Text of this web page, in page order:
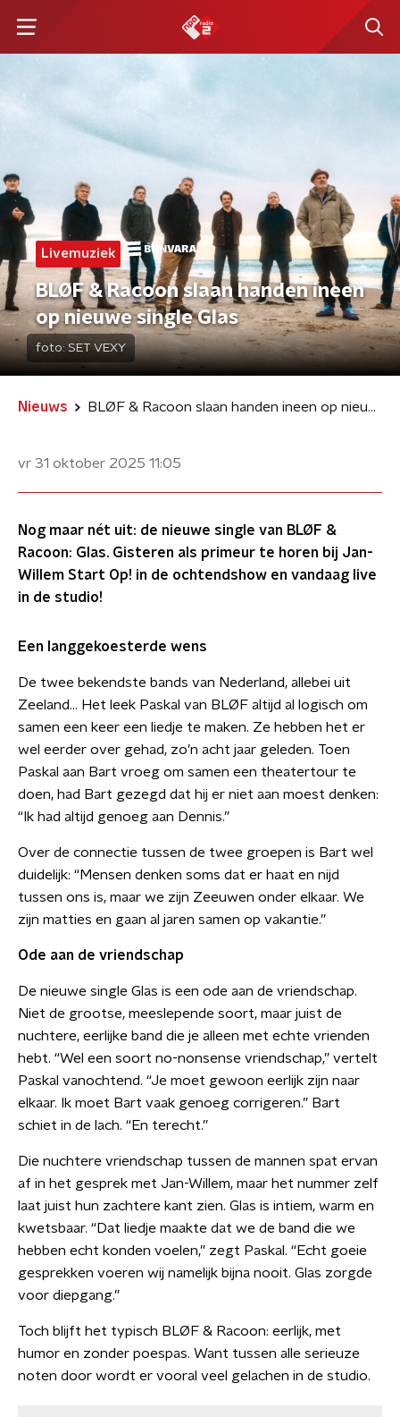
Livemuziek
BLØF & Racoon slaan handen ineen
op nieuwe single Glas
foto: SET VEXY
Nieuws BLØF & Racoon slaan handen ineen op nieuwe single Glas
vr 31 oktober 2025 11:05
Nog maar nét uit: de nieuwe single van BLØF &
Racoon: Glas. Gisteren als primeur te horen bij Jan-
Willem Start Op! in de ochtendshow en vandaag live
in de studio!
Een langgekoesterde wens
De twee bekendste bands van Nederland, allebei uit
Zeeland… Het leek Paskal van BLØF altijd al logisch om
samen een keer een liedje te maken. Ze hebben het er
wel eerder over gehad, zo’n acht jaar geleden. Toen
Paskal aan Bart vroeg om samen een theatertour te
doen, had Bart gezegd dat hij er niet aan moest denken:
“Ik had altijd genoeg aan Dennis.”
Over de connectie tussen de twee groepen is Bart wel
duidelijk: “Mensen denken soms dat er haat en nijd
tussen ons is, maar we zijn Zeeuwen onder elkaar. We
zijn matties en gaan al jaren samen op vakantie.”
Ode aan de vriendschap
De nieuwe single Glas is een ode aan de vriendschap.
Niet de grootse, meeslepende soort, maar juist de
nuchtere, eerlijke band die je alleen met echte vrienden
hebt. “Wel een soort no-nonsense vriendschap,” vertelt
Paskal vanochtend. “Je moet gewoon eerlijk zijn naar
elkaar. Ik moet Bart vaak genoeg corrigeren.” Bart
schiet in de lach. “En terecht.”
Die nuchtere vriendschap tussen de mannen spat ervan
af in het gesprek met Jan-Willem, maar het nummer zelf
laat juist hun zachtere kant zien. Glas is intiem, warm en
kwetsbaar. “Dat liedje maakte dat we de band die we
hebben echt konden voelen,” zegt Paskal. “Echt goeie
gesprekken voeren wij namelijk bijna nooit. Glas zorgde
voor diepgang.”
Toch blijft het typisch BLØF & Racoon: eerlijk, met
humor en zonder poespas. Want tussen alle serieuze
noten door wordt er vooral veel gelachen in de studio.